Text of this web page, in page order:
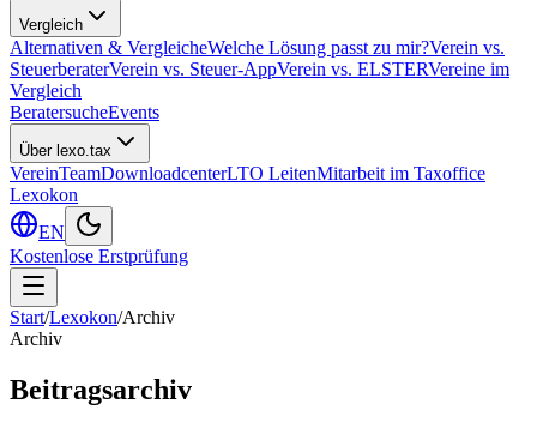
Vergleich
Alternativen & VergleicheWelche Lösung passt zu mir?Verein vs.
SteuerberaterVerein vs. Steuer-AppVerein vs. ELSTERVereine im
Vergleich
BeratersucheEvents
Über lexo.tax
VereinTeamDownloadcenterLTO LeitenMitarbeit im Taxoffice
Lexokon
EN
Kostenlose Erstprüfung
Start/Lexokon/Archiv
Archiv
Beitragsarchiv